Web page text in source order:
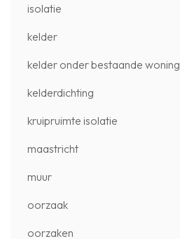
isolatie
kelder
kelder onder bestaande woning
kelderdichting
kruipruimte isolatie
maastricht
muur
oorzaak
oorzaken